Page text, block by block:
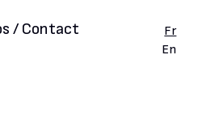
/ Contact
Fr
En